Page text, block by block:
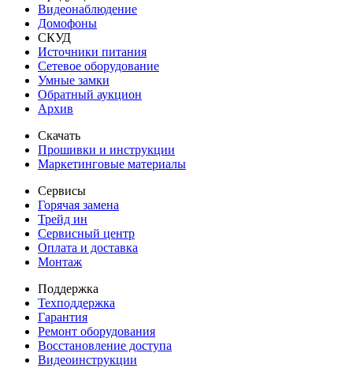
Видеонаблюдение
Домофоны
СКУД
Источники питания
Сетевое оборудование
Умные замки
Обратный аукцион
Архив
Скачать
Прошивки и инструкции
Маркетинговые материалы
Сервисы
Горячая замена
Трейд ин
Сервисный центр
Оплата и доставка
Монтаж
Поддержка
Техподдержка
Гарантия
Ремонт оборудования
Восстановление доступа
Видеоинструкции